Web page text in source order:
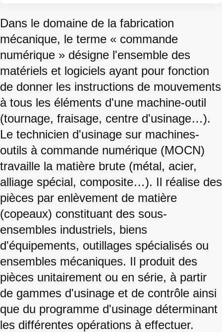
Dans le domaine de la fabrication
mécanique, le terme « commande
numérique » désigne l'ensemble des
matériels et logiciels ayant pour fonction
de donner les instructions de mouvements
à tous les éléments d'une machine-outil
(tournage, fraisage, centre d'usinage…).
Le technicien d'usinage sur machines-
outils à commande numérique (MOCN)
travaille la matière brute (métal, acier,
alliage spécial, composite…). Il réalise des
pièces par enlèvement de matière
(copeaux) constituant des sous-
ensembles industriels, biens
d'équipements, outillages spécialisés ou
ensembles mécaniques. Il produit des
pièces unitairement ou en série, à partir
de gammes d'usinage et de contrôle ainsi
que du programme d'usinage déterminant
les différentes opérations à effectuer.